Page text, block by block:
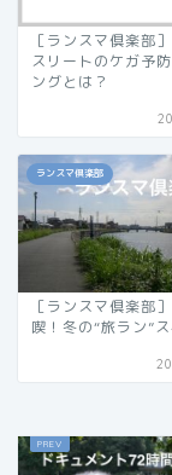
［ランスマ倶楽部
スリートのケガ予
ングとは？
ランスマ倶楽部
［ランスマ倶楽部
喫！冬の“旅ラン”